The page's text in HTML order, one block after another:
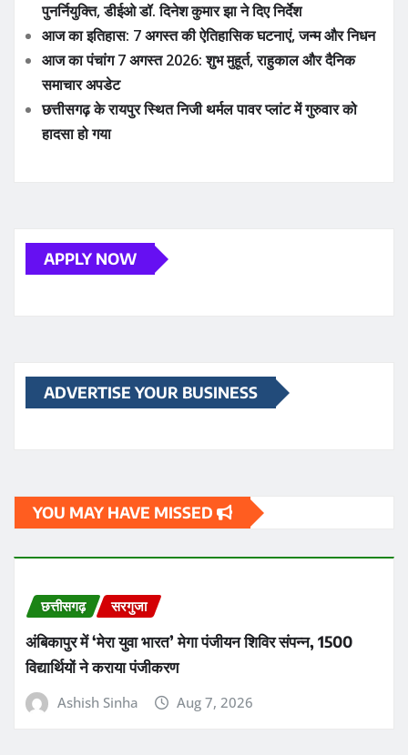
पुनर्नियुक्ति, डीईओ डॉ. दिनेश कुमार झा ने दिए निर्देश
आज का इतिहास: 7 अगस्त की ऐतिहासिक घटनाएं, जन्म और निधन
आज का पंचांग 7 अगस्त 2026: शुभ मुहूर्त, राहुकाल और दैनिक
समाचार अपडेट
छत्तीसगढ़ के रायपुर स्थित निजी थर्मल पावर प्लांट में गुरुवार को
हादसा हो गया
APPLY NOW
ADVERTISE YOUR BUSINESS
YOU MAY HAVE MISSED
छत्तीसगढ़ सरगुजा
अंबिकापुर में ‘मेरा युवा भारत’ मेगा पंजीयन शिविर संपन्न, 1500
विद्यार्थियों ने कराया पंजीकरण
Ashish Sinha Aug 7, 2026